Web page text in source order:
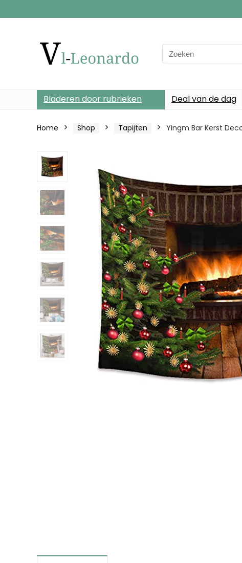
Search
for:
Bladeren door rubrieken Deal van de dag
Home Shop Tapijten Yingm Bar Kerst